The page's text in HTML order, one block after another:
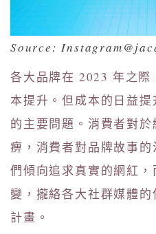
Source:
各大品牌在 2023 年之際
本提升。但成本的日益
的主要問題。消費者對
痹，消費者對品牌故事
們傾向追求真實的網紅
變，攏絡各大社群媒體
計畫。